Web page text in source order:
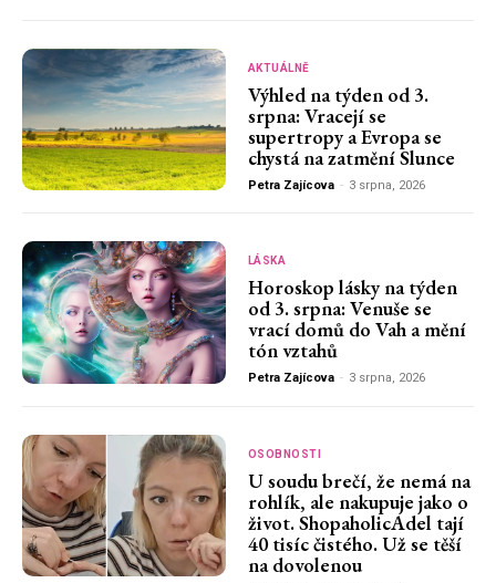
AKTUÁLNĚ
Výhled na týden od 3.
srpna: Vracejí se
supertropy a Evropa se
chystá na zatmění Slunce
Petra Zajícova - 3 srpna, 2026
LÁSKA
Horoskop lásky na týden
od 3. srpna: Venuše se
vrací domů do Vah a mění
tón vztahů
Petra Zajícova - 3 srpna, 2026
OSOBNOSTI
U soudu brečí, že nemá na
rohlík, ale nakupuje jako o
život. ShopaholicAdel tají
40 tisíc čistého. Už se těší
na dovolenou